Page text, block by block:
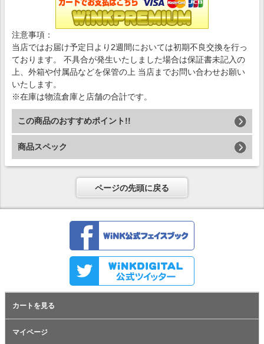
注意事項：
当店ではお届け予定日より2週間においては初期不良交換を行っ
ております。 不具合が発生いたしました場合は保証書未記入の
上、外箱や付属品などを保管の上 当店までお問い合わせお願い
いたします。
※在庫は物流倉庫と店舗の合計です。
この商品のおすすめポイント!!
商品スペック
ページの先頭に戻る
カートを見る
マイページ